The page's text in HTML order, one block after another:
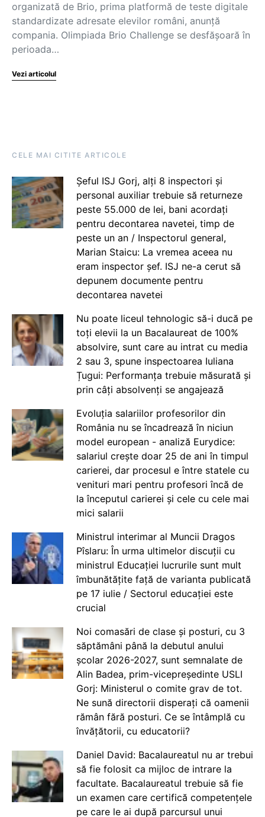
organizată de Brio, prima platformă de teste digitale
standardizate adresate elevilor români, anunță
compania. Olimpiada Brio Challenge se desfășoară în
perioada…
Vezi articolul
CELE MAI CITITE ARTICOLE
Șeful ISJ Gorj, alți 8 inspectori și
personal auxiliar trebuie să returneze
peste 55.000 de lei, bani acordați
pentru decontarea navetei, timp de
peste un an / Inspectorul general,
Marian Staicu: La vremea aceea nu
eram inspector șef. ISJ ne-a cerut să
depunem documente pentru
decontarea navetei
Nu poate liceul tehnologic să-i ducă pe
toți elevii la un Bacalaureat de 100%
absolvire, sunt care au intrat cu media
2 sau 3, spune inspectoarea Iuliana
Țugui: Performanța trebuie măsurată și
prin câți absolvenți se angajează
Evoluția salariilor profesorilor din
România nu se încadrează în niciun
model european - analiză Eurydice:
salariul crește doar 25 de ani în timpul
carierei, dar procesul e între statele cu
venituri mari pentru profesori încă de
la începutul carierei și cele cu cele mai
mici salarii
Ministrul interimar al Muncii Dragos
Pîslaru: În urma ultimelor discuții cu
ministrul Educației lucrurile sunt mult
îmbunătățite față de varianta publicată
pe 17 iulie / Sectorul educației este
crucial
Noi comasări de clase și posturi, cu 3
săptămâni până la debutul anului
școlar 2026-2027, sunt semnalate de
Alin Badea, prim-vicepreședinte USLI
Gorj: Ministerul o comite grav de tot.
Ne sună directorii disperați că oamenii
rămân fără posturi. Ce se întâmplă cu
învățătorii, cu educatorii?
Daniel David: Bacalaureatul nu ar trebui
să fie folosit ca mijloc de intrare la
facultate. Bacalaureatul trebuie să fie
un examen care certifică competențele
pe care le ai după parcursul unui